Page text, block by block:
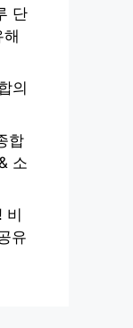
단
의
합
소
비
유